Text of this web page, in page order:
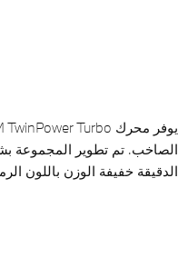
الدقيقة خفيفة الوزن باللون